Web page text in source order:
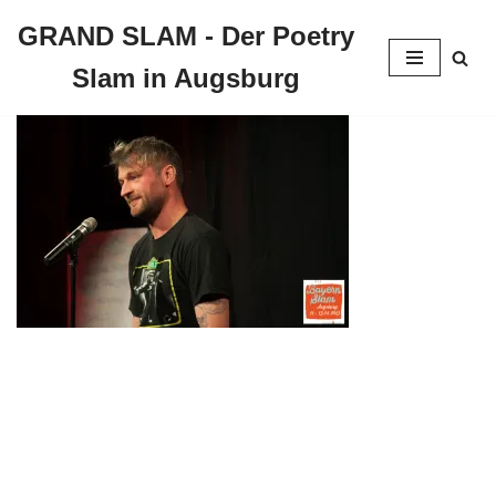
springen
GRAND SLAM - Der Poetry
Slam in Augsburg